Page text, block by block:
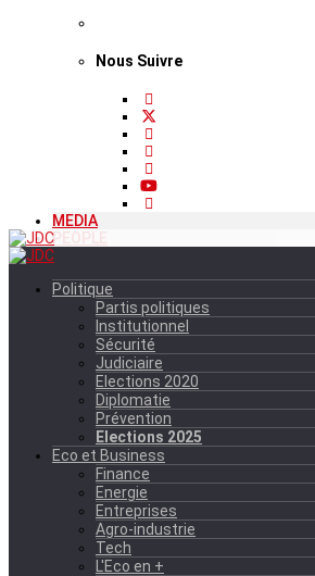
Nous Suivre
MEDIA
PEOPLE
Politique
Partis politiques
Institutionnel
Sécurité
Judiciaire
Elections 2020
Diplomatie
Prévention
Elections 2025
Eco et Business
Finance
Energie
Entreprises
Agro-industrie
Tech
L'Eco en +